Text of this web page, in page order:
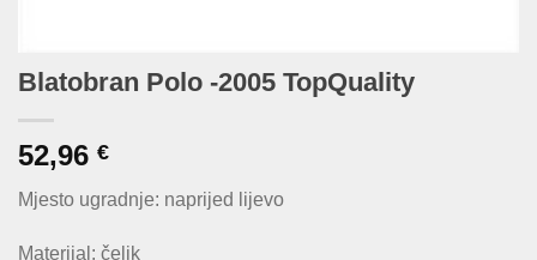
Blatobran Polo -2005 TopQuality
52,96 €
Mjesto ugradnje: naprijed lijevo
Materijal: čelik